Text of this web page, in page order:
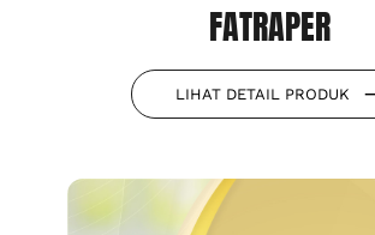
FATRAPER
LIHAT DETAIL PRODUK